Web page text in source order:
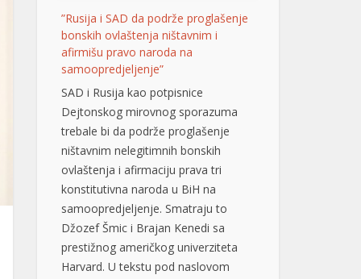
samoopredjeljenje”
SAD i Rusija kao potpisnice
Dejtonskog mirovnog sporazuma
trebale bi da podrže proglašenje
ništavnim nelegitimnih bonskih
ovlaštenja i afirmaciju prava tri
konstitutivna naroda u BiH na
samoopredjeljenje. Smatraju to
Džozef Šmic i Brajan Kenedi sa
prestižnog američkog univerziteta
Harvard. U tekstu pod naslovom
“BiH: gdje je interes američkog
naroda?” ističe se da vid